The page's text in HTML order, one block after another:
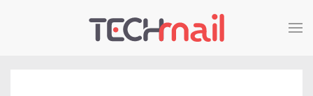
Skip to main content